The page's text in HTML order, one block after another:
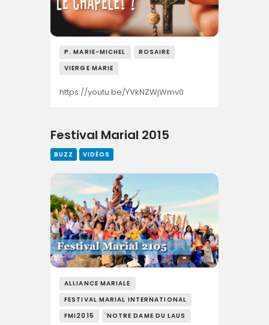
P. MARIE-MICHEL
ROSAIRE
VIERGE MARIE
https://youtu.be/YVkNZWjWmv0
Festival Marial 2015
BUZZ VIDÉOS
ALLIANCE MARIALE
FESTIVAL MARIAL INTERNATIONAL
FMI2015
NOTRE DAME DU LAUS